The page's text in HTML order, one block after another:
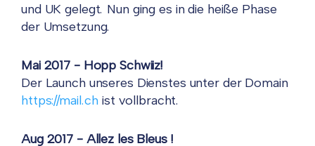
und UK gelegt. Nun ging es in die heiße Phase
der Umsetzung.
Mai 2017 - Hopp Schwiiz!
Der Launch unseres Dienstes unter der Domain
https://mail.ch ist vollbracht.
Aug 2017 - Allez les Bleus !